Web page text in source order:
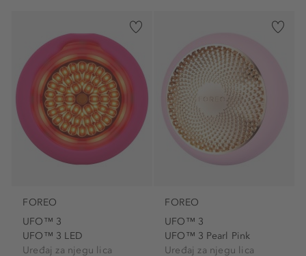
FOREO
UFO™ 3
UFO™ 3 LED
Uređaj za njegu lica
FOREO
UFO™ 3
UFO™ 3 Pearl Pink
Uređaj za njegu lica